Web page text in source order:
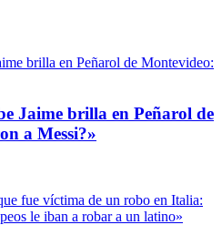
Jaime brilla en Peñarol de
a Messi?»